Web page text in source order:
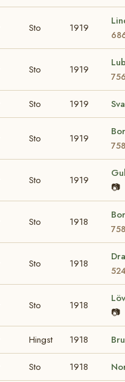
Sto 1919
Sto 1919
Sto 1919
Sto 1919
Sto 1919
📷
Sto 1918
Sto 1918
Sto 1918
📷
Hingst 1918
Sto 1918